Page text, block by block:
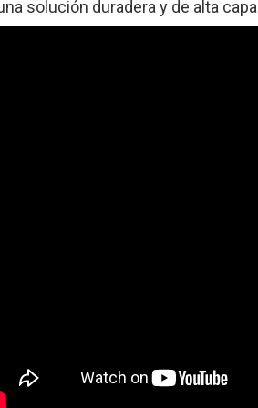
solución duradera y de alta